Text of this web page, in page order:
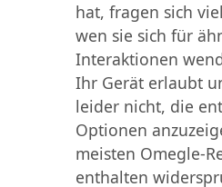
hat, fragen sich
wen sie sich für
Interaktionen
Ihr Gerät erlaubt
leider nicht, die
Optionen
meisten Omegle-
enthalten